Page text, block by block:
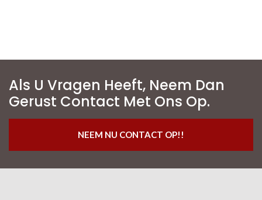
Als U Vragen Heeft, Neem Dan
Gerust Contact Met Ons Op.
NEEM NU CONTACT OP!!